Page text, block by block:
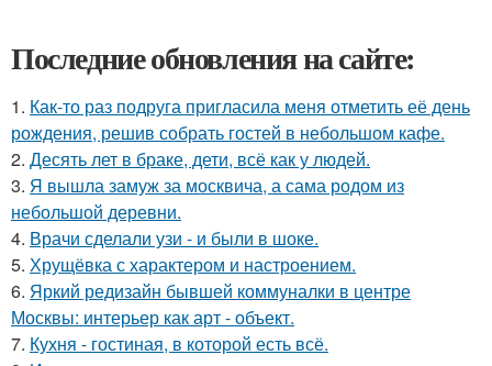
Последние обновления на сайте:
1. Как-то раз подруга пригласила меня отметить её день
рождения, решив собрать гостей в небольшом кафе.
2. Десять лет в браке, дети, всё как у людей.
3. Я вышла замуж за москвича, а сама родом из
небольшой деревни.
4. Врачи сделали узи - и были в шоке.
5. Хрущёвка с характером и настроением.
6. Яркий редизайн бывшей коммуналки в центре
Москвы: интерьер как арт - объект.
7. Кухня - гостиная, в которой есть всё.